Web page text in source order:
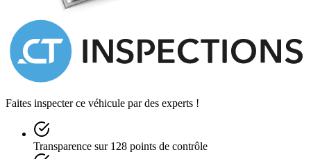
Faites inspecter ce véhicule par des experts !
Transparence sur 128 points de contrôle